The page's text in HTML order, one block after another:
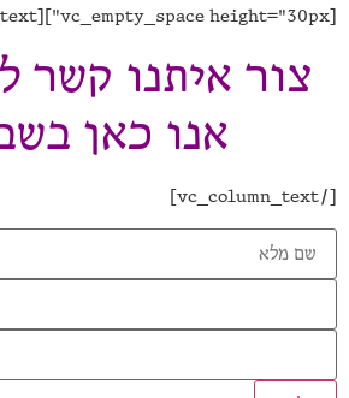
צור איתנו קשר
אנו כאן